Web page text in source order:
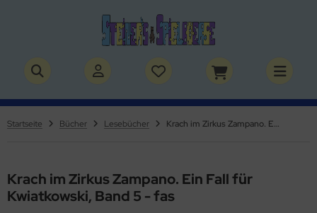
Startseite Bücher Lesebücher Krach im Zirkus Zampano. Ein Fall für Kwiatkowski, Band 5 - fas
Krach im Zirkus Zampano. Ein Fall für
Kwiatkowski, Band 5 - fas
& Zubehör
& Zubehör